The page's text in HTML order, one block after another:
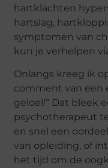
hartklachten
hartslag,
symptomen van
kun je verhelpen
Onlangs kreeg ik
comment van een
geloel!” Dat bleek
psychotherapeut
en snel een
van opleiding, of
het tijd om de